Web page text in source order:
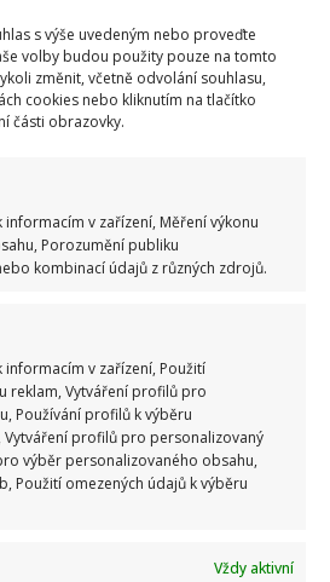
s výše uvedeným nebo proveďte
volby budou použity pouze na tomto
změnit, včetně odvolání souhlasu,
cookies nebo kliknutím na tlačítko
části obrazovky.
v zařízení, Měření výkonu
Porozumění publiku
kombinací údajů z různých zdrojů.
v zařízení, Použití
reklam, Vytváření profilů pro
Používání profilů k výběru
profilů pro personalizovaný
výběr personalizovaného obsahu,
Použití omezených údajů k výběru
Vždy aktivní
aby se na Babiše snesla další
10 výrazů z počátku 20. století